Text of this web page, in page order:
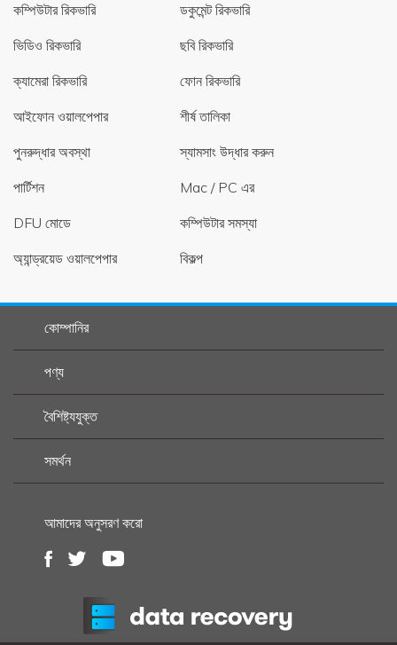
কম্পিউটার রিকভারি
ডকুমেন্ট রিকভারি
ভিডিও রিকভারি
ছবি রিকভারি
ক্যামেরা রিকভারি
ফোন রিকভারি
আইফোন ওয়ালপেপার
শীর্ষ তালিকা
পুনরুদ্ধার অবস্থা
স্যামসাং উদ্ধার করুন
পার্টিশন
Mac / PC এর
DFU মোডে
কম্পিউটার সমস্যা
অ্যান্ড্রয়েড ওয়ালপেপার
বিকল্প
কোম্পানির
পণ্য
বৈশিষ্ট্যযুক্ত
সমর্থন
আমাদের অনুসরণ করো